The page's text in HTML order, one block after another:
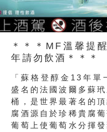
＊＊＊MF溫馨提
年請勿飲酒＊＊＊
「蘇格登醇金13年單
盛名的法國波爾多蘇
桶，是世界最著名的
腐酒源自於珍稀貴腐
葡萄上使葡萄水分揮